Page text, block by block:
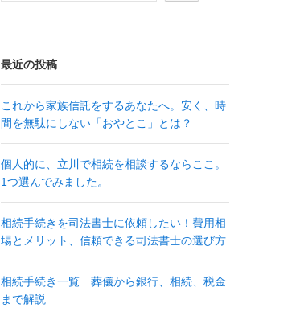
最近の投稿
これから家族信託をするあなたへ。安く、時
間を無駄にしない「おやとこ」とは？
個人的に、立川で相続を相談するならここ。
1つ選んでみました。
相続手続きを司法書士に依頼したい！費用相
場とメリット、信頼できる司法書士の選び方
相続手続き一覧 葬儀から銀行、相続、税金
まで解説